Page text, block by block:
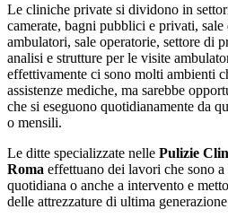
Le cliniche private si dividono in
camerate, bagni pubblici e privati, sale
ambulatori, sale operatorie, settore di
analisi e strutture per le visite
effettivamente ci sono molti ambienti
assistenze mediche, ma sarebbe
che si eseguono quotidianamente da
o mensili.
Le ditte specializzate nelle Pulizie
Roma effettuano dei lavori che sono
quotidiana o anche a intervento e
delle attrezzature di ultima